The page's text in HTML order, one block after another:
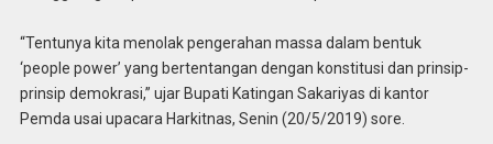
“Tentunya kita menolak pengerahan massa dalam bentuk
‘people power’ yang bertentangan dengan konstitusi dan prinsip-
prinsip demokrasi,” ujar Bupati Katingan Sakariyas di kantor
Pemda usai upacara Harkitnas, Senin (20/5/2019) sore.